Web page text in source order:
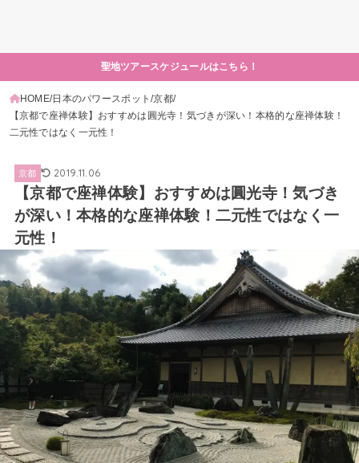
聖地ツアースケジュールはこちら！
HOME 日本のパワースポット 京都
【京都で座禅体験】おすすめは圓光寺！気づきが深い！本格的な座禅体験！
二元性ではなく一元性！
京都 2019.11.06
【京都で座禅体験】おすすめは圓光寺！気づき
が深い！本格的な座禅体験！二元性ではなく一
元性！